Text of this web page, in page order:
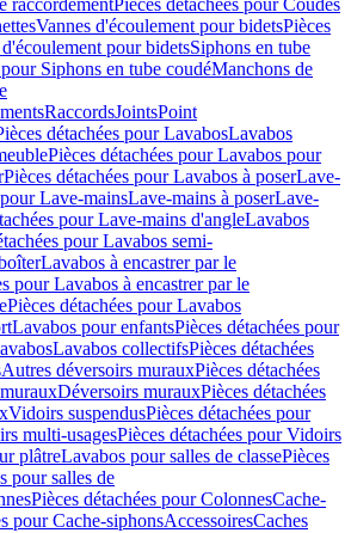
raccordementPièces détachées pour Coudes
Vannes d'écoulement pour bidetsPièces
pour bidetsSiphons en tube
Siphons en tube coudéManchons de
RaccordsJointsPoint
détachées pour LavabosLavabos
Pièces détachées pour Lavabos pour
Pièces détachées pour Lavabos à poserLave-
Lave-mainsLave-mains à poserLave-
pour Lave-mains d'angleLavabos
pour Lavabos semi-
Lavabos à encastrer par le
pour Lavabos à encastrer par le
Pièces détachées pour Lavabos
Lavabos pour enfantsPièces détachées pour
Lavabos collectifsPièces détachées
Autres déversoirs murauxPièces détachées
Déversoirs murauxPièces détachées
Vidoirs suspendusPièces détachées pour
multi-usagesPièces détachées pour Vidoirs
plâtreLavabos pour salles de classePièces
pour salles de
Pièces détachées pour ColonnesCache-
pour Cache-siphonsAccessoiresCaches